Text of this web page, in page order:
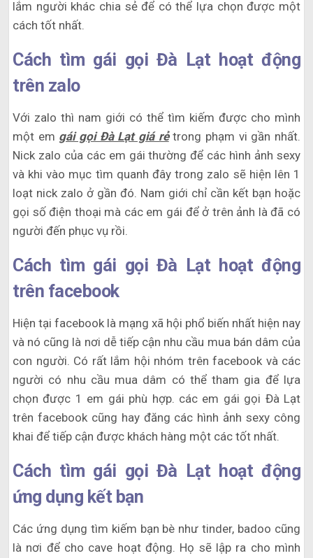
lắm người khác chia sẻ để có thể lựa chọn được một
cách tốt nhất.
Cách tìm gái gọi Đà Lạt hoạt động
trên zalo
Với zalo thì nam giới có thể tìm kiếm được cho mình
một em gái gọi Đà Lạt giá rẻtrong phạm vi gần nhất.
Nick zalo của các em gái thường để các hình ảnh sexy
và khi vào mục tìm quanh đây trong zalo sẽ hiện lên 1
loạt nick zalo ở gần đó. Nam giới chỉ cần kết bạn hoặc
gọi số điện thoại mà các em gái để ở trên ảnh là đã có
người đến phục vụ rồi.
Cách tìm gái gọi Đà Lạt hoạt động
trên facebook
Hiện tại facebook là mạng xã hội phổ biến nhất hiện nay
và nó cũng là nơi dễ tiếp cận nhu cầu mua bán dâm của
con người. Có rất lắm hội nhóm trên facebook và các
người có nhu cầu mua dâm có thể tham gia để lựa
chọn được 1 em gái phù hợp. các em gái gọi Đà Lạt
trên facebook cũng hay đăng các hình ảnh sexy công
khai để tiếp cận được khách hàng một các tốt nhất.
Cách tìm gái gọi Đà Lạt hoạt động
ứng dụng kết bạn
Các ứng dụng tìm kiếm bạn bè như tinder, badoo cũng
là nơi để cho cave hoạt động. Họ sẽ lập ra cho mình